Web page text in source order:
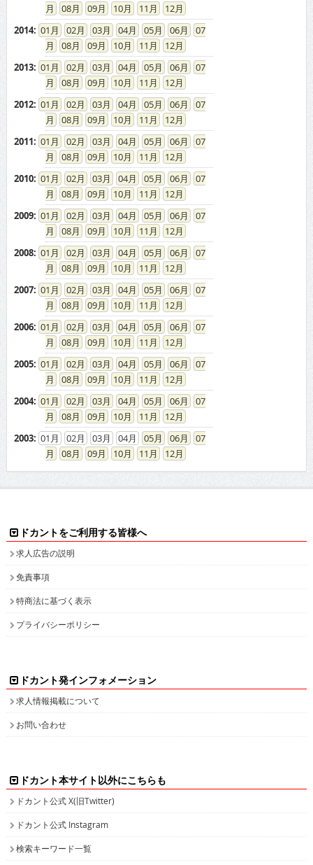
08
09 10 11
12
2014: 01 02 03 04 05 06
07
08
09 10 11
12
2013: 01 02 03 04 05 06
07
08
09 10 11
12
2012: 01 02 03 04 05 06
07
08
09 10 11
12
2011: 01 02 03 04 05 06
07
08
09 10 11
12
2010: 01 02 03 04 05 06
07
08
09 10 11
12
2009: 01 02 03 04 05 06
07
08
09 10 11
12
2008: 01 02 03 04 05 06
07
08
09 10 11
12
2007: 01 02 03 04 05 06
07
08
09 10 11
12
2006: 01 02 03 04 05 06
07
08
09 10 11
12
2005: 01 02 03 04 05 06
07
08
09 10 11
12
2004: 01 02 03 04 05 06
07
08
09 10 11
12
2003: 01 02 03 04 05 06
07
08
09 10 11 12
ドカントをご利用する皆様へ
求人広告の説明
免責事項
特商法に基づく表示
プライバシーポリシー
ドカント発インフォメーション
求人情報掲載について
お問い合わせ
ドカント本サイト以外にこちらも
ドカント公式 X(旧Twitter)
ドカント公式 Instagram
検索キーワード一覧